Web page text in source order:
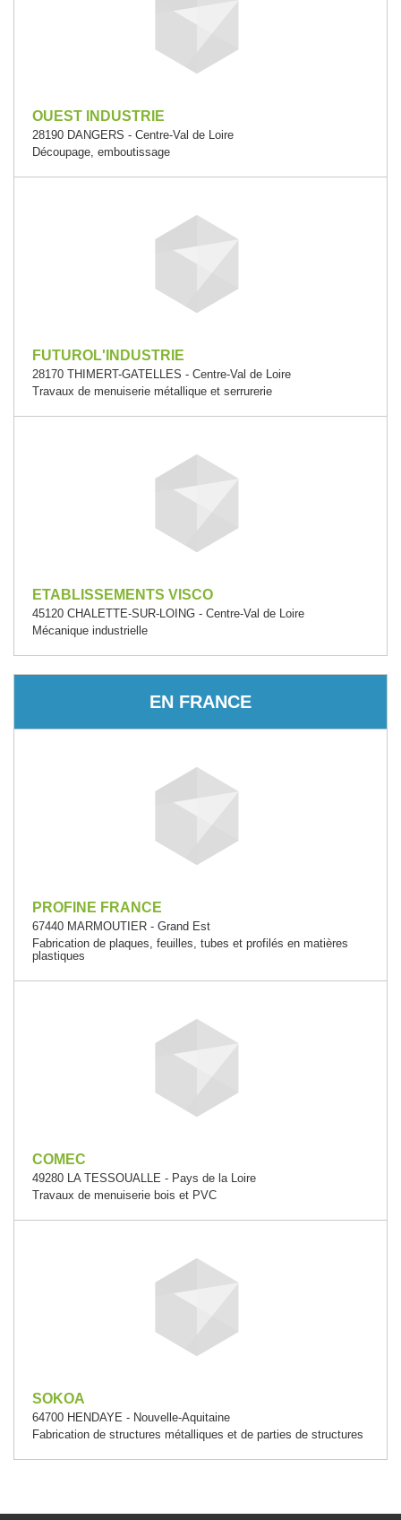
OUEST INDUSTRIE
28190 DANGERS - Centre-Val de Loire
Découpage, emboutissage
FUTUROL'INDUSTRIE
28170 THIMERT-GATELLES - Centre-Val de Loire
Travaux de menuiserie métallique et serrurerie
ETABLISSEMENTS VISCO
45120 CHALETTE-SUR-LOING - Centre-Val de Loire
Mécanique industrielle
EN FRANCE
PROFINE FRANCE
67440 MARMOUTIER - Grand Est
Fabrication de plaques, feuilles, tubes et profilés en matières
plastiques
COMEC
49280 LA TESSOUALLE - Pays de la Loire
Travaux de menuiserie bois et PVC
SOKOA
64700 HENDAYE - Nouvelle-Aquitaine
Fabrication de structures métalliques et de parties de structures